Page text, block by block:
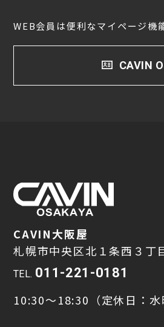
WEB会員は便利なマイページ機
CAVIN
CAVIN大阪屋
札幌市中央区北１条西３丁
TEL. 011-221-0181
10:30～18:30（定休日：水